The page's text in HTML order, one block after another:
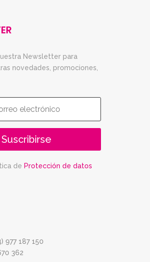
Newsletter para
novedades, promociones,
Suscribirse
de Protección de datos
977 187 150
362